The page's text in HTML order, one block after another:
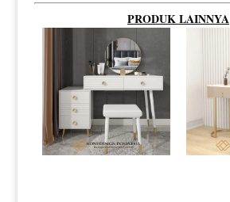
PRODUK LAINNYA